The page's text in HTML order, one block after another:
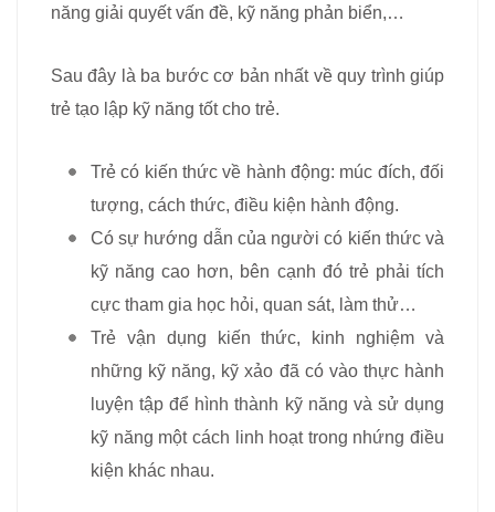
năng giải quyết vấn đề, kỹ năng phản biển,…
Sau đây là ba bước cơ bản nhất về quy trình giúp
trẻ tạo lập kỹ năng tốt cho trẻ.
Trẻ có kiến thức về hành động: múc đích, đối
tượng, cách thức, điều kiện hành động.
Có sự hướng dẫn của người có kiến thức và
kỹ năng cao hơn, bên cạnh đó trẻ phải tích
cực tham gia học hỏi, quan sát, làm thử…
Trẻ vận dụng kiến thức, kinh nghiệm và
những kỹ năng, kỹ xảo đã có vào thực hành
luyện tập để hình thành kỹ năng và sử dụng
kỹ năng một cách linh hoạt trong nhứng điều
kiện khác nhau.